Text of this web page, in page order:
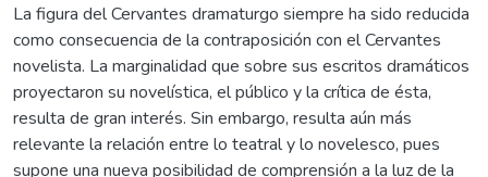
La figura del Cervantes dramaturgo siempre ha sido reducida
como consecuencia de la contraposición con el Cervantes
novelista. La marginalidad que sobre sus escritos dramáticos
proyectaron su novelística, el público y la crítica de ésta,
resulta de gran interés. Sin embargo, resulta aún más
relevante la relación entre lo teatral y lo novelesco, pues
supone una nueva posibilidad de comprensión a la luz de la